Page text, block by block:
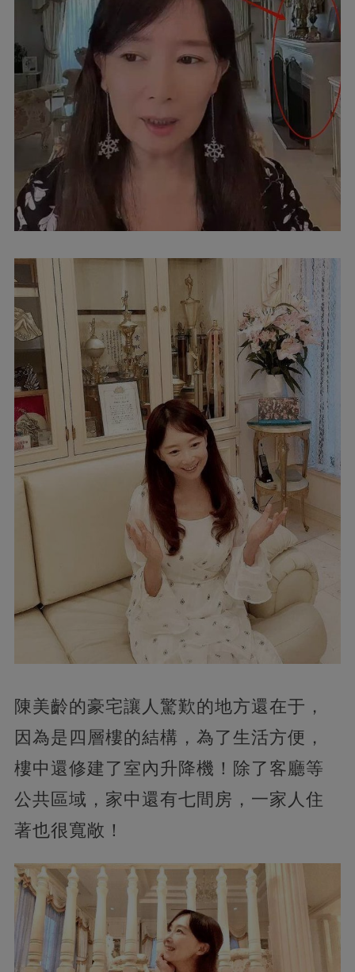
陳美齡的豪宅讓人驚歎的地方還在于，
因為是四層樓的結構，為了生活方便，
樓中還修建了室內升降機！除了客廳等
公共區域，家中還有七間房，一家人住
著也很寬敞！